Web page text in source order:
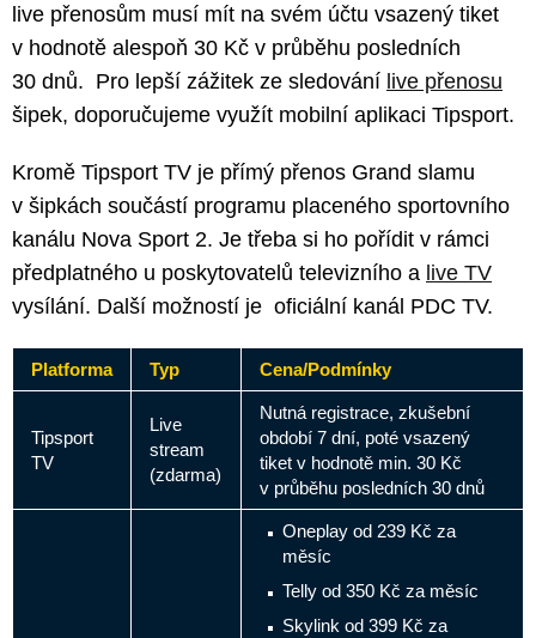
live přenosům musí mít na svém účtu vsazený tiket
v hodnotě alespoň 30 Kč v průběhu posledních
30 dnů. Pro lepší zážitek ze sledování live přenosu
šipek, doporučujeme využít mobilní aplikaci Tipsport.
Kromě Tipsport TV je přímý přenos Grand slamu
v šipkách součástí programu placeného sportovního
kanálu Nova Sport 2. Je třeba si ho pořídit v rámci
předplatného u poskytovatelů televizního a live TV
vysílání. Další možností je oficiální kanál PDC TV.
Platforma Typ Cena/Podmínky
Tipsport
TV
Live
stream
(zdarma)
Nutná registrace, zkušební
období 7 dní, poté vsazený
tiket v hodnotě min. 30 Kč
v průběhu posledních 30 dnů
Oneplay od 239 Kč za
měsíc
Telly od 350 Kč za měsíc
Skylink od 399 Kč za